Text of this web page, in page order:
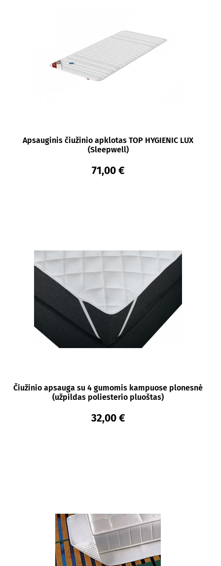
Apsauginis čiužinio apklotas TOP HYGIENIC LUX
(Sleepwell)
71,00 €
Čiužinio apsauga su 4 gumomis kampuose plonesnė
(užpildas poliesterio pluoštas)
32,00 €